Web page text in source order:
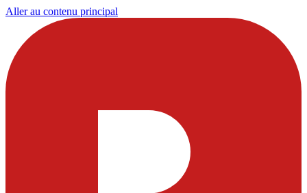
Aller au contenu principal